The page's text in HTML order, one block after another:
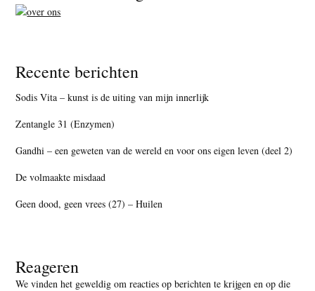
Recente berichten
Sodis Vita – kunst is de uiting van mijn innerlijk
Zentangle 31 (Enzymen)
Gandhi – een geweten van de wereld en voor ons eigen leven (deel 2)
De volmaakte misdaad
Geen dood, geen vrees (27) – Huilen
Reageren
We vinden het geweldig om reacties op berichten te krijgen en op die